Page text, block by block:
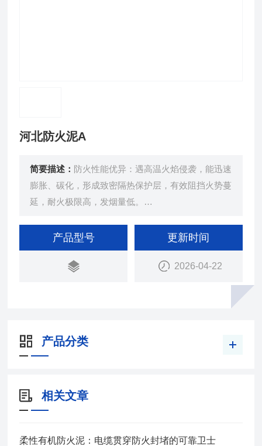
河北防火泥A
简要描述： 防火性能优异：遇高温火焰侵袭，能迅速
膨胀、碳化，形成致密隔热保护层，有效阻挡火势蔓
延，耐火极限高，发烟量低。
隙和孔洞，阻止热量、烟雾和火焰传播。
具有可塑性：施工、维修时比较方便，能轻松适应各
种复杂形状和结构，可任意变形，适合封堵不同类型
产品型号 更新时间
2026-04-22
产品分类
相关文章
柔性有机防火泥：电缆贯穿防火封堵的可靠卫士